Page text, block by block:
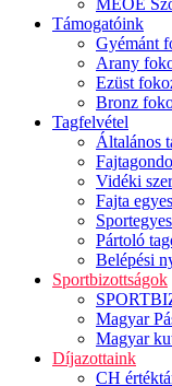
MEOE
Támogatóink
Gyémánt
Arany
Ezüst
Bronz
Tagfelvétel
Általános
Vidéki
Fajta
Pártoló
Belépési
Sportbizottságok
Magyar
Magyar
Díjazottaink
CH